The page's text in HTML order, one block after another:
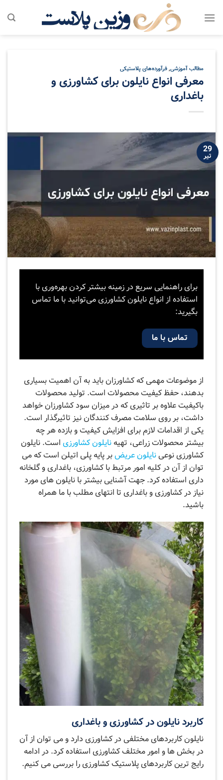
مطالب آموزشی,فرآورده‌های پلاستیکی
معرفی انواع نایلون برای کشاورزی و
باغداری
29
تیر
برای راهنمایی سریع در زمینه بیشتر کردن بهره‌وری با
استفاده از انواع نایلون کشاورزی می‌توانید با ما تماس
بگیرید:
تماس با ما
از موضوعات مهمی که کشاورزان باید به آن اهمیت بسیاری
بدهند، حفظ کیفیت محصولات است. تولید محصولات
باکیفیت علاوه بر تاثیری که در میزان سود کشاورزان خواهد
داشت، بر روی سلامت مصرف ‌کنندگان نیز تاثیرگذار است.
یکی از اقدامات لازم برای افزایش کیفیت و بازده هر چه
بیشتر محصولات زراعی، تهیه نایلون کشاورزی است. نایلون
کشاورزی نوعینایلون عریضبر پایه پلی اتیلن است که می
توان از آن در کلیه امور مرتبط با کشاورزی، باغداری و گلخانه
داری استفاده کرد. جهت آشنایی بیشتر با نایلون های مورد
نیاز در کشاورزی و باغداری تا انتهای مطلب با ما همراه
باشید.
کاربرد نایلون در کشاورزی و باغداری
نایلون کاربردهای مختلفی در کشاورزی دارد و می توان از آن
در بخش ها و امور مختلف کشاورزی استفاده کرد. در ادامه
رایج ترین کاربردهای پلاستیک کشاورزی را بررسی می کنیم.